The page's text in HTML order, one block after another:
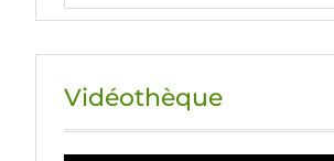
Vidéothèque